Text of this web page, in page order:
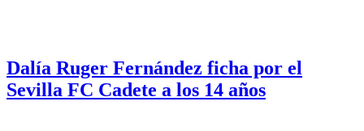
Dalía Ruger Fernández ficha por el
Sevilla FC Cadete a los 14 años